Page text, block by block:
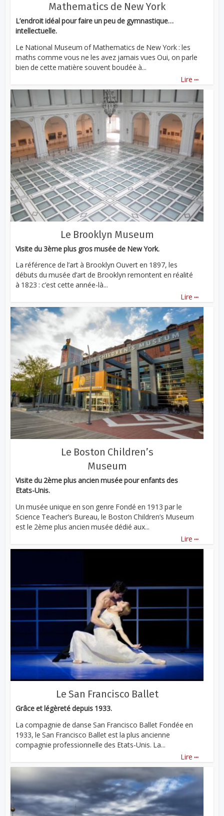
Mathematics de New York
L’endroit idéal pour faire un peu de gymnastique…
intellectuelle.
Le National Museum of Mathematics de New York : les
maths comme vous ne les avez jamais vues Oui, on parle
bien de cette matière souvent boudée à...
Lire ...
Le Brooklyn Museum
Visite du 3ème plus gros musée de New York.
La référence de l’art à Brooklyn Ouvert en 1897, les
débuts du musée d’art de Brooklyn remontent en réalité
à 1823 : c’est cette année-là...
Lire ...
Le Boston Children’s
Museum
Visite du 2ème plus ancien musée pour enfants des
Etats-Unis.
Un musée unique en son genre Fondé en 1913 par le
Science Teacher’s Bureau, le Boston Children’s Museum
est le 2ème plus ancien musée dédié aux...
Lire ...
Le San Francisco Ballet
Grâce et légèreté depuis 1933.
La compagnie de danse San Francisco Ballet Fondée en
1933, le San Francisco Ballet est la plus ancienne
compagnie professionnelle des Etats-Unis. La...
Lire ...